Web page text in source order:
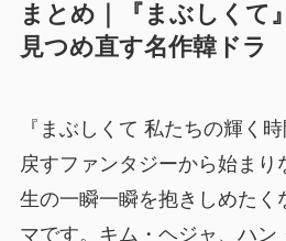
まとめ｜『まぶしくて
見つめ直す名作韓ドラ
『まぶしくて 私たちの輝く
戻すファンタジーから始まり
生の一瞬一瞬を抱きしめたく
マです。キム・ヘジャ、ハン